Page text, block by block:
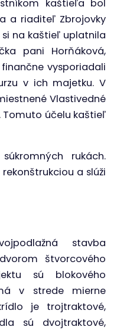
kaštieľa bol
a riaditeľ Zbrojovky
si na kaštieľ uplatnila
pani Horňáková,
vysporiadali
v ich majetku. V
Vlastivedné
Tomuto účelu kaštieľ
rukách.
a slúži
stavba
štvorcového
sú blokového
v strede mierne
je trojtraktové,
sú dvojtraktové,